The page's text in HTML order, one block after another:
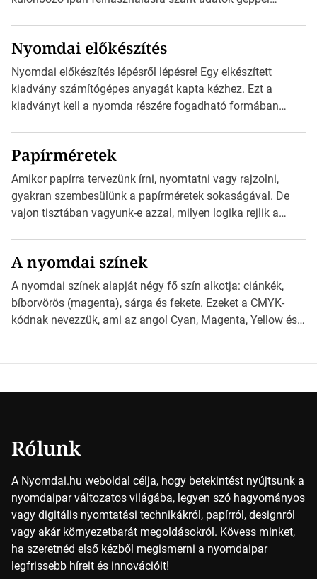
okostelefonjára telepíthet egy QR-kód-leolvasó
alkalmazást, ami leolvasni és dekódolni képes az URL-
információt és átirányítja a telefon böngészőjét a cég
weblapjára. A QR-kód beolvasása után a felhasználó
Nyomdai előkészítés
Nyomdai előkészítés lépésről lépésre! Egy elkészített
kiadvány számítógépes anyagát kapta kézhez. Ezt a
kiadványt kell a nyomda részére fogadható formában
Illustratorban készült vektorgrafika. *Hirdetés Minden
esetben konzultáljunk a nyomdával, mielőtt elkezdjük a
nyomdai előkészítést!Nehogy az elkészült munka után
derüljön ki, hogy valamit másképp kellett volna csinálni! […]
Papírméretek
Amikor papírra tervezünk írni, nyomtatni vagy rajzolni,
gyakran szembesülünk a papírméretek sokaságával. De
vajon tisztában vagyunk-e azzal, milyen logika rejlik a
*Hirdetés Ebben a cikkben a papírméretek izgalmas
világába kalauzolunk el téged, hogy jobban megértsd,
milyen szempontok alapján érdemes választanod a
jövőben. Bevezetés a papírméretek világába A […]
A nyomdai színek
A nyomdai színek alapját négy fő szín alkotja: ciánkék,
bíborvörös (magenta), sárga és fekete. Ezeket a CMYK-
kódnak nevezzük, ami az angol Cyan, Magenta, Yellow és
Rólunk
A Nyomdai.hu weboldal célja, hogy betekintést nyújtsunk a
nyomdaipar változatos világába, legyen szó hagyományos
vagy digitális nyomtatási technikákról, papírról, designról
vagy akár környezetbarát megoldásokról. Kövess minket,
ha szeretnéd első kézből megismerni a nyomdaipar
legfrissebb híreit és innovációit!